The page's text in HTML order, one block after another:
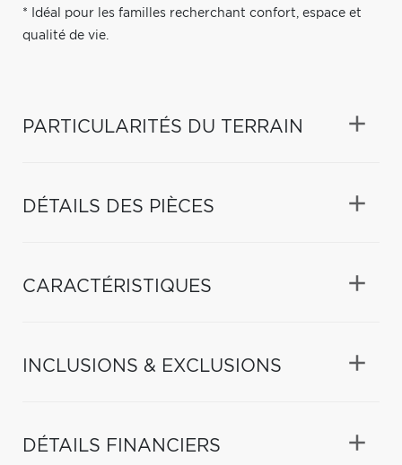
* Idéal pour les familles recherchant confort, espace et
qualité de vie.
PARTICULARITÉS DU TERRAIN
DÉTAILS DES PIÈCES
CARACTÉRISTIQUES
INCLUSIONS & EXCLUSIONS
DÉTAILS FINANCIERS